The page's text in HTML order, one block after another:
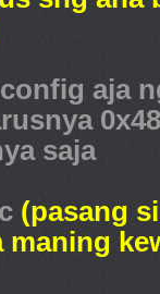
aja
saja
(pasang
maning